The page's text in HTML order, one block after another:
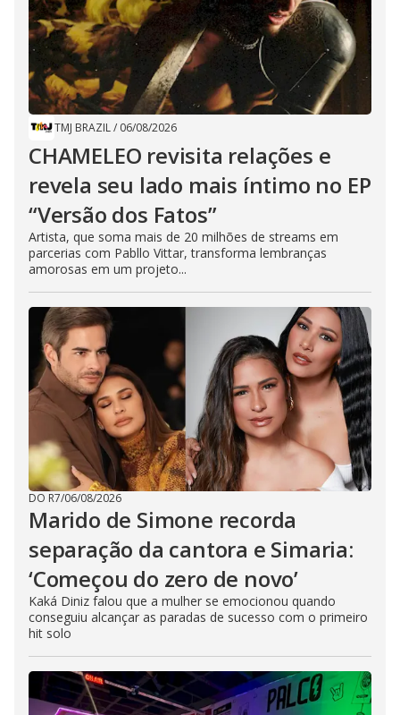
TMJ BRAZIL/ 06/08/2026
CHAMELEO revisita relações e
revela seu lado mais íntimo no EP
“Versão dos Fatos”
Artista, que soma mais de 20 milhões de streams em
parcerias com Pabllo Vittar, transforma lembranças
amorosas em um projeto...
DO R7/06/08/2026
Marido de Simone recorda
separação da cantora e Simaria:
‘Começou do zero de novo’
Kaká Diniz falou que a mulher se emocionou quando
conseguiu alcançar as paradas de sucesso com o primeiro
hit solo